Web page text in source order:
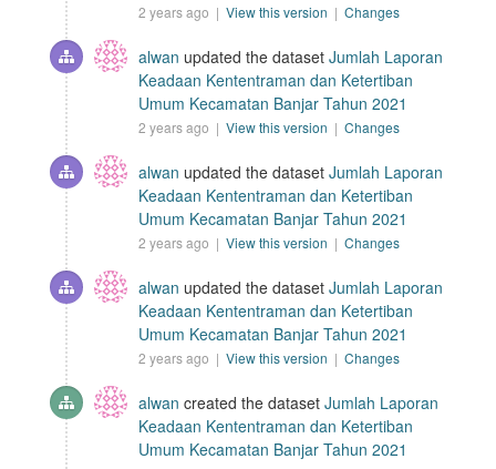
2 years ago | View this version | Changes
alwan updated the dataset Jumlah Laporan
Keadaan Kententraman dan Ketertiban
Umum Kecamatan Banjar Tahun 2021
2 years ago | View this version | Changes
alwan updated the dataset Jumlah Laporan
Keadaan Kententraman dan Ketertiban
Umum Kecamatan Banjar Tahun 2021
2 years ago | View this version | Changes
alwan updated the dataset Jumlah Laporan
Keadaan Kententraman dan Ketertiban
Umum Kecamatan Banjar Tahun 2021
2 years ago | View this version | Changes
alwan created the dataset Jumlah Laporan
Keadaan Kententraman dan Ketertiban
Umum Kecamatan Banjar Tahun 2021